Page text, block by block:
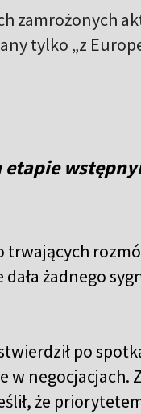
zamrożonych
tylko „z
trwających
żadnego
po
negocjacjach.
że